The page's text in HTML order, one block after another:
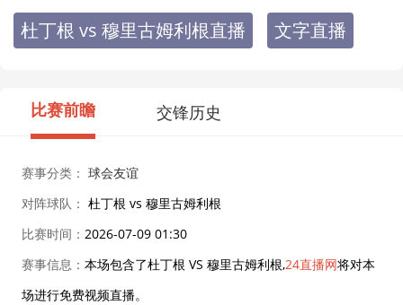
杜丁根 vs 穆里古姆利根直播
文字直播
比赛前瞻 交锋历史
赛事分类： 球会友谊
对阵球队： 杜丁根 vs 穆里古姆利根
比赛时间： 2026-07-09 01:30
赛事信息： 本场包含了杜丁根 VS 穆里古姆利根,24直播网将对本
场进行免费视频直播。